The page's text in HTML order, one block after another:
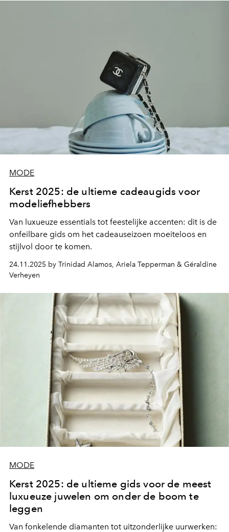
MODE
Kerst 2025: de ultieme cadeaugids voor
modeliefhebbers
Van luxueuze essentials tot feestelijke accenten: dit is de
onfeilbare gids om het cadeauseizoen moeiteloos en
stijlvol door te komen.
24.11.2025 by Trinidad Alamos, Ariela Tepperman & Géraldine
Verheyen
MODE
Kerst 2025: de ultieme gids voor de meest
luxueuze juwelen om onder de boom te
leggen
Van fonkelende diamanten tot uitzonderlijke uurwerken: